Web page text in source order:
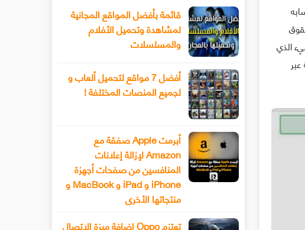
الذي
قائمة بأفضل المواقع المجانية
لمشاهدة وتحميل الأفلام
والمسلسلات
أفضل 7 مواقع لتحميل ألعاب و
لجميع المنصات المختلفة !
أبرمت Apple صفقة مع
Amazon لإزالة إعلانات
المنافسين من صفحات أجهزة
iPhone و iPad و MacBook و
منتجاتها الأخرى
تعتزم Oppo إضافة ميزة الاتصال